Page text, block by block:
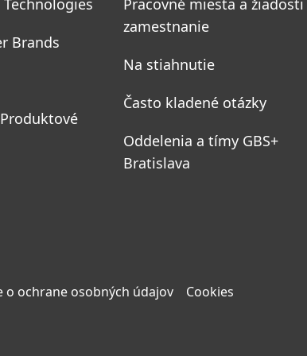
Brands
Produktové
Pracovné miesta a žiadosti
zamestnanie
Na stiahnutie
Často kladené otázky
Oddelenia a tímy GBS+
Bratislava
o ochrane osobných údajov Cookies